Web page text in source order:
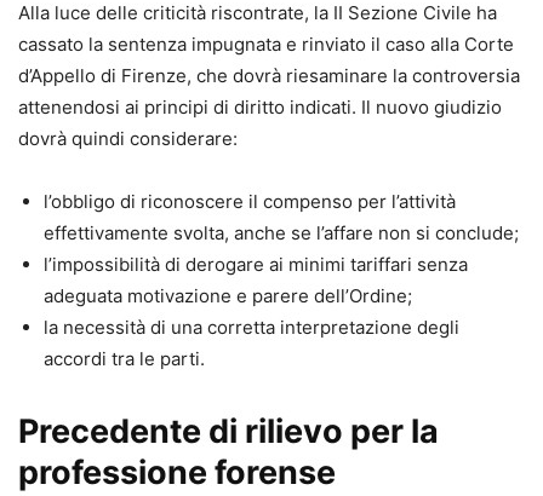
Alla luce delle criticità riscontrate, la II Sezione Civile ha
cassato la sentenza impugnata e rinviato il caso alla Corte
d’Appello di Firenze, che dovrà riesaminare la controversia
attenendosi ai principi di diritto indicati. Il nuovo giudizio
dovrà quindi considerare:
l’obbligo di riconoscere il compenso per l’attività
effettivamente svolta, anche se l’affare non si conclude;
l’impossibilità di derogare ai minimi tariffari senza
adeguata motivazione e parere dell’Ordine;
la necessità di una corretta interpretazione degli
accordi tra le parti.
Precedente di rilievo per la
professione forense